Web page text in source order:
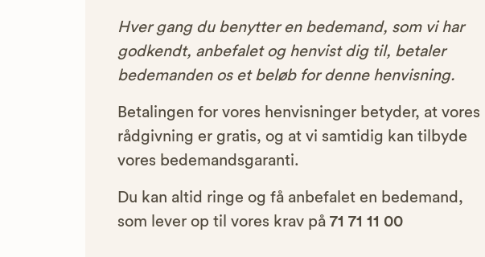
Hver gang du benytter en bedemand, som vi har
godkendt, anbefalet og henvist dig til, betaler
bedemanden os et beløb for denne henvisning.
Betalingen for vores henvisninger betyder, at vores
rådgivning er gratis, og at vi samtidig kan tilbyde
vores bedemandsgaranti.
Du kan altid ringe og få anbefalet en bedemand,
som lever op til vores krav på 71 71 11 00